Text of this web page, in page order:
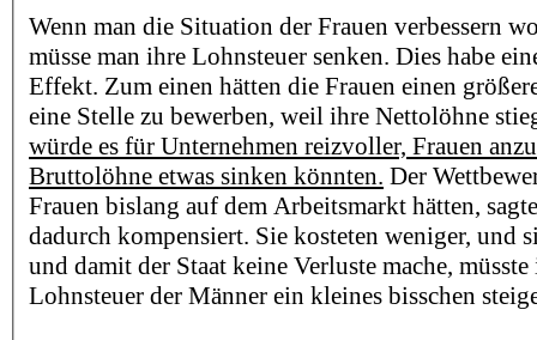
Wenn man die Situation der Frauen verbessern
müsse man ihre Lohnsteuer senken. Dies habe
Effekt. Zum einen hätten die Frauen einen
eine Stelle zu bewerben, weil ihre Nettolöhne
würde es für Unternehmen reizvoller, Frauen
Bruttolöhne etwas sinken könnten. Der
Frauen bislang auf dem Arbeitsmarkt hätten,
dadurch kompensiert. Sie kosteten weniger, und
und damit der Staat keine Verluste mache,
Lohnsteuer der Männer ein kleines bisschen